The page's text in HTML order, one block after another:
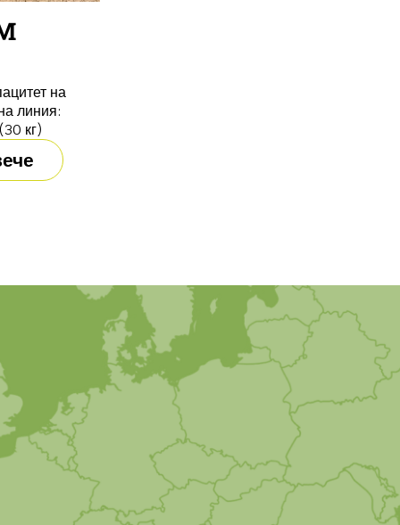
на
линия:
кг)